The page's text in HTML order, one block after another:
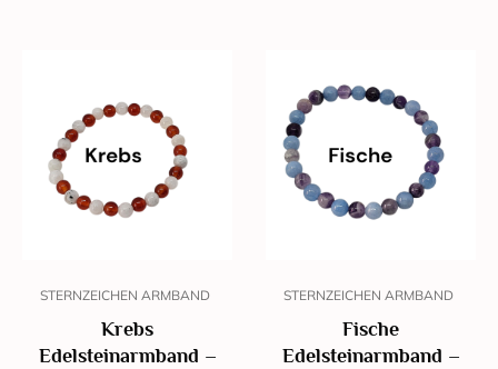
STERNZEICHEN ARMBAND
Krebs
Edelsteinarmband –
STERNZEICHEN ARMBAND
Fische
Edelsteinarmband –